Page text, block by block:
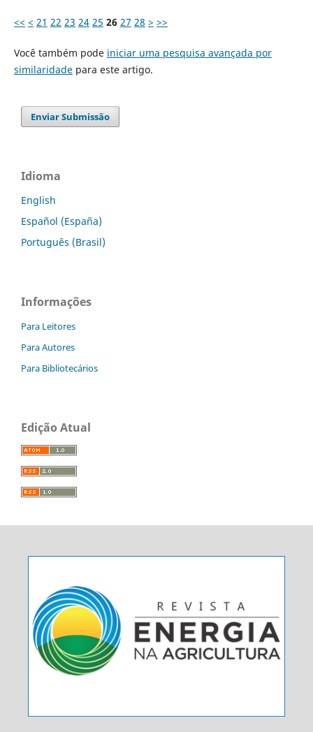
<< < 21 22 23 24 25 26 27 28 > >>
Você também pode iniciar uma pesquisa avançada por
similaridadepara este artigo.
Enviar Submissão
Idioma
English
Español (España)
Português (Brasil)
Informações
Para Leitores
Para Autores
Para Bibliotecários
Edição Atual